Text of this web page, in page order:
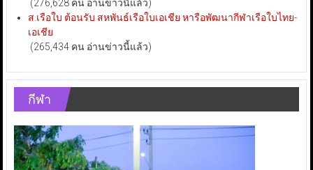
(276,628 คน อ่านข่าวนี้แล้ว)
ส.เรือใบ ต้อนรับ สหพันธ์เรือใบเอเชีย หารือพัฒนากีฬาเรือใบไทย-
เอเชีย
(265,434 คน อ่านข่าวนี้แล้ว)
กีฬา